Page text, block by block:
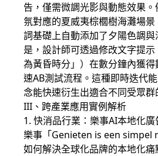
告，僅需微調光影與動態效果
氛對應的夏威夷棕櫚樹海灘場景
詞基礎上自動添加了夕陽色調
是，設計師可透過修改文字提
為黃昏時分」）在數分鐘內獲
速AB測試流程。這種即時迭代
念能快速衍生出適合不同受眾群
III、跨產業應用實例解析
1. 快消品行業：樂事AI本地化廣
樂事「Genieten is een simpel
如何解決全球化品牌的本地化